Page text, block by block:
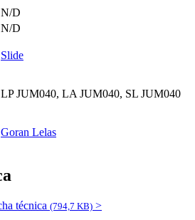
N/D
N/D
Slide
LP JUM040, LA JUM040, SL JUM040
Goran Lelas
técnica (794,7 KB) >